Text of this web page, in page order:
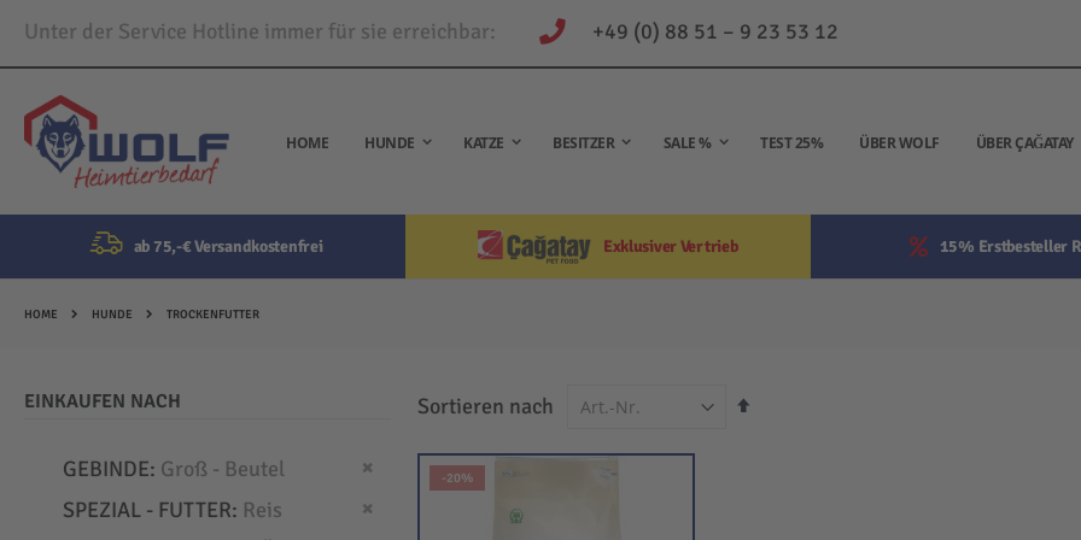
Unter der Service Hotline immer für sie erreichbar: +49 (0) 88 51 – 9 23 53 12
Direkt
zum
Inhalt
HOME HUNDE KATZE BESITZER SALE % TEST 25% ÜBER WOLF ÜBER ÇAĞATAY
ab 75,-€ Versandkostenfrei Exklusiver Vertrieb 15% Erstbesteller
HOME HUNDE TROCKENFUTTER
Sortieren nach
In
-20%
EINKAUFEN NACH
GEBINDE Groß - Beutel
Dies entfernen
SPEZIAL - FUTTER Reis